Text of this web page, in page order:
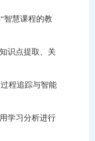
智慧课程的教
识点提取、关
程追踪与智能
学习分析进行